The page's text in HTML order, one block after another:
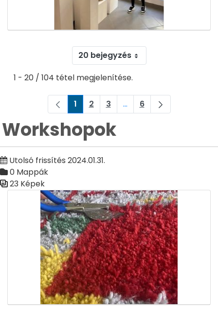
20 bejegyzés
1 - 20 / 104 tétel megjelenítése.
Oldal
1 Oldal
2 Oldal
3 ...Köztes oldalak
Oldal
6
Workshopok
Utolsó frissítés 2024.01.31.
0 Mappák
23 Képek